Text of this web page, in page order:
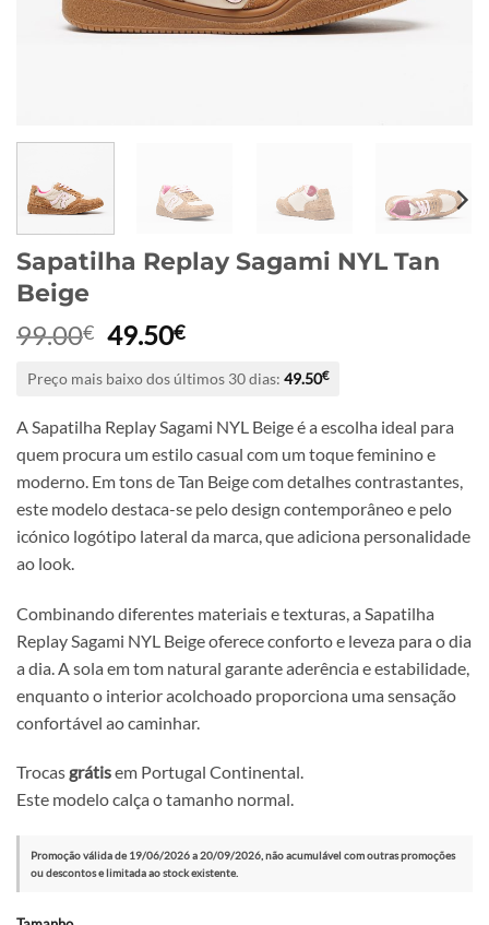
Sapatilha Replay Sagami NYL Tan
Beige
99.00€ O
original
99.00€.
49.50€O
atual
49.50€.
Preço mais baixo dos últimos 30 dias: 49.50€
A Sapatilha Replay Sagami NYL Beige é a escolha ideal para
quem procura um estilo casual com um toque feminino e
moderno. Em tons de Tan Beige com detalhes contrastantes,
este modelo destaca-se pelo design contemporâneo e pelo
icónico logótipo lateral da marca, que adiciona personalidade
ao look.
Combinando diferentes materiais e texturas, a Sapatilha
Replay Sagami NYL Beige oferece conforto e leveza para o dia
a dia. A sola em tom natural garante aderência e estabilidade,
enquanto o interior acolchoado proporciona uma sensação
confortável ao caminhar.
Trocas grátisem Portugal Continental.
Este modelo calça o tamanho normal.
Promoção válida de 19/06/2026 a 20/09/2026, não acumulável com outras promoções
ou descontos e limitada ao stock existente.
Alternative: